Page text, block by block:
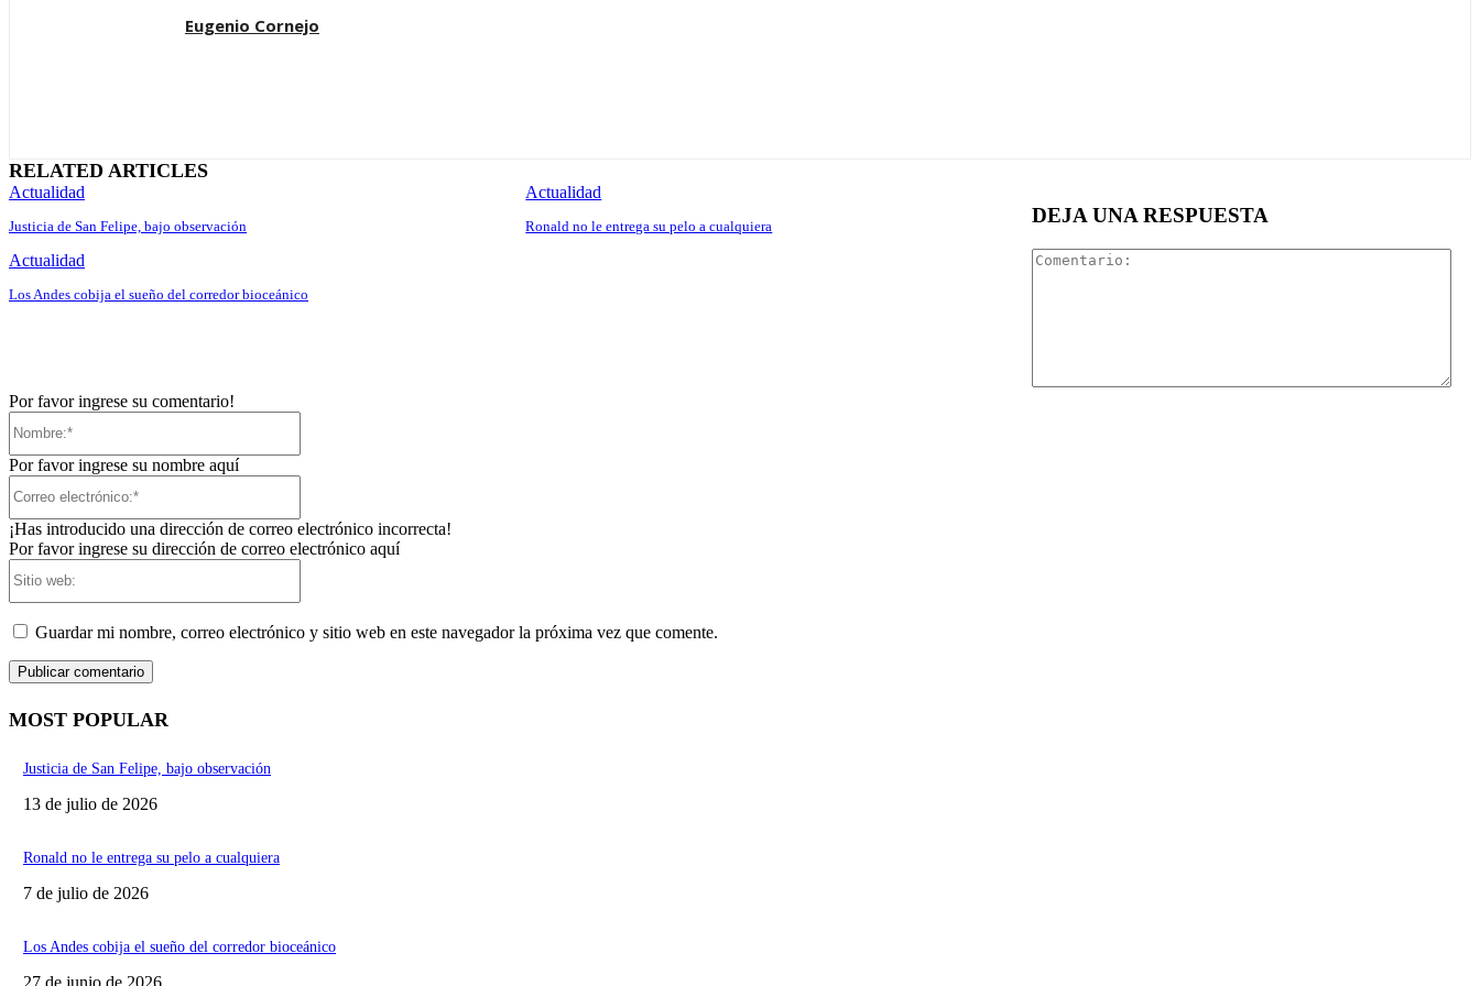
Eugenio Cornejo
RELATED ARTICLES
Actualidad
Justicia de San Felipe, bajo observación
Actualidad
Ronald no le entrega su pelo a cualquiera
Actualidad
Los Andes cobija el sueño del corredor bioceánico
DEJA UNA RESPUESTA
Por favor ingrese su comentario!
Por favor ingrese su nombre aquí
¡Has introducido una dirección de correo electrónico incorrecta!
Por favor ingrese su dirección de correo electrónico aquí
Guardar mi nombre, correo electrónico y sitio web en este navegador la próxima vez que comente.
MOST POPULAR
Justicia de San Felipe, bajo observación
13 de julio de 2026
Ronald no le entrega su pelo a cualquiera
7 de julio de 2026
Los Andes cobija el sueño del corredor bioceánico